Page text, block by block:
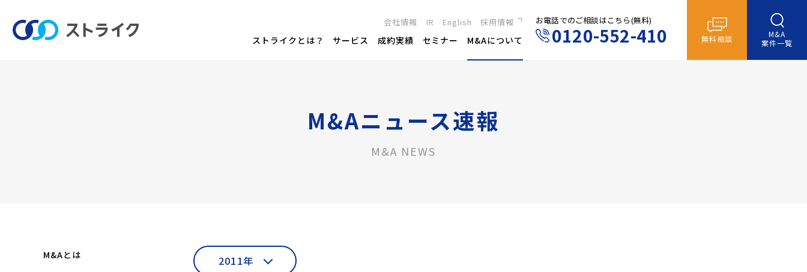
会社情報 IR English 採用情報
新卒採用
キャリア採用
ストライクとは？ サービス 成約実績 セミナー M&Aについて
お電話でのご相談はこちら(無料)
0120-552-410 無料相談
M&A
案件一覧
M&Aニュース速報
M&A NEWS
M&Aとは
2011年